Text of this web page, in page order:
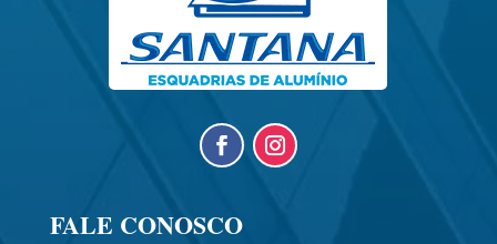
FALE CONOSCO